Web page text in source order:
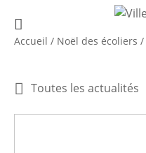
Accueil / Noël des écoliers /
Toutes les actualités